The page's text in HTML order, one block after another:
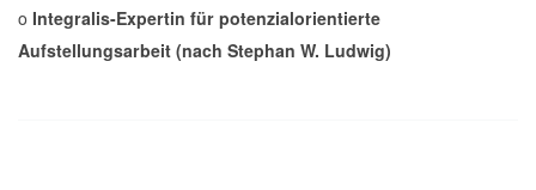
o Integralis-Expertin für potenzialorientierte
Aufstellungsarbeit (nach Stephan W. Ludwig)